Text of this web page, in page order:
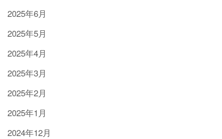
2025年6月
2025年5月
2025年4月
2025年3月
2025年2月
2025年1月
2024年12月